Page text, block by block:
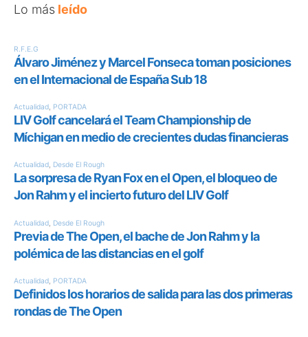
Lo más leído